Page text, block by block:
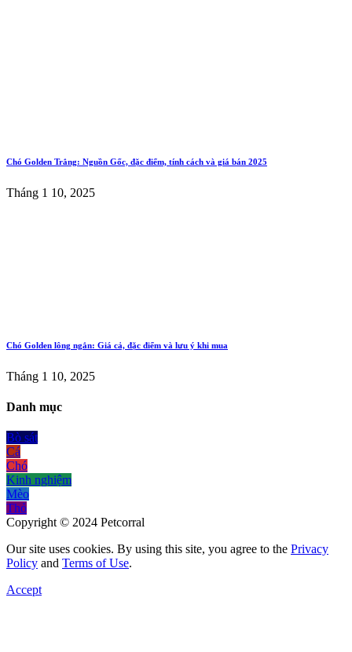
Chó Golden Trắng: Nguồn Gốc, đặc điểm, tính cách và giá bán 2025
Tháng 1 10, 2025
Chó Golden lông ngắn: Giá cả, đặc điểm và lưu ý khi mua
Tháng 1 10, 2025
Danh mục
Bò sát
Cá
Chó
Kinh nghiệm
Mèo
Thỏ
Copyright © 2024 Petcorral
Our site uses cookies. By using this site, you agree to the Privacy
Policy and Terms of Use.
Accept